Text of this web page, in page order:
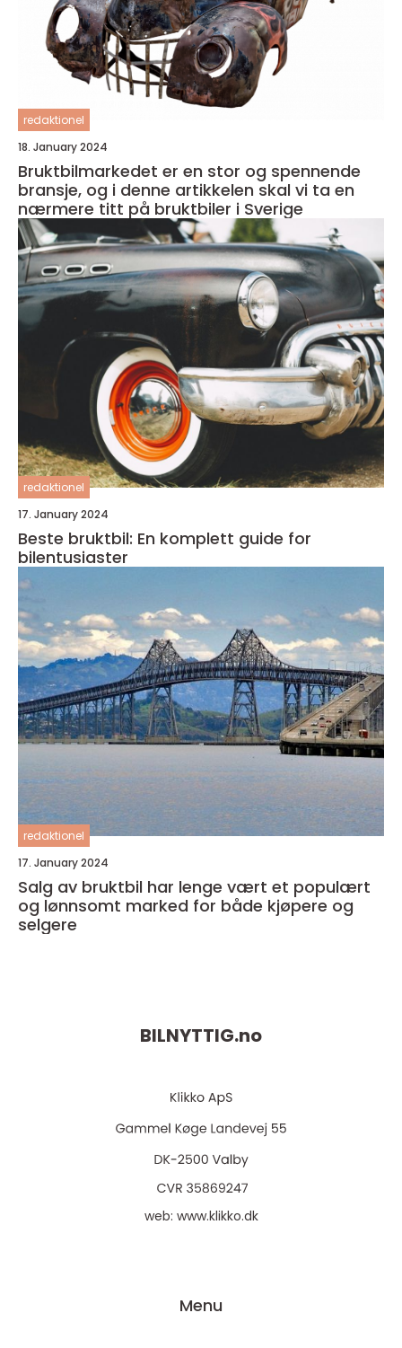
redaktionel
18. January 2024
Bruktbilmarkedet er en stor og spennende
bransje, og i denne artikkelen skal vi ta en
nærmere titt på bruktbiler i Sverige
redaktionel
17. January 2024
Beste bruktbil: En komplett guide for
bilentusiaster
redaktionel
17. January 2024
Salg av bruktbil har lenge vært et populært
og lønnsomt marked for både kjøpere og
selgere
BILNYTTIG.no
web: www.klikko.dk
Menu